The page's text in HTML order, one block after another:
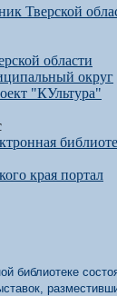
библиотеке